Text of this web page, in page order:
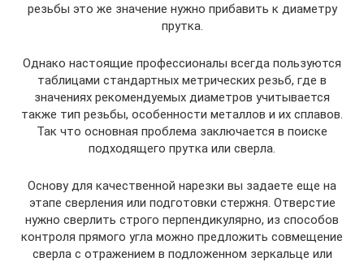
резьбы это же значение нужно прибавить к диаметру
прутка.
Однако настоящие профессионалы всегда пользуются
таблицами стандартных метрических резьб, где в
значениях рекомендуемых диаметров учитывается
также тип резьбы, особенности металлов и их сплавов.
Так что основная проблема заключается в поиске
подходящего прутка или сверла.
Основу для качественной нарезки вы задаете еще на
этапе сверления или подготовки стержня. Отверстие
нужно сверлить строго перпендикулярно, из способов
контроля прямого угла можно предложить совмещение
сверла с отражением в подложенном зеркальце или